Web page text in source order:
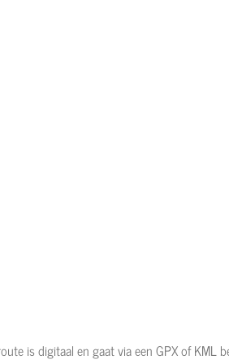
is digitaal en gaat via een GPX of KML